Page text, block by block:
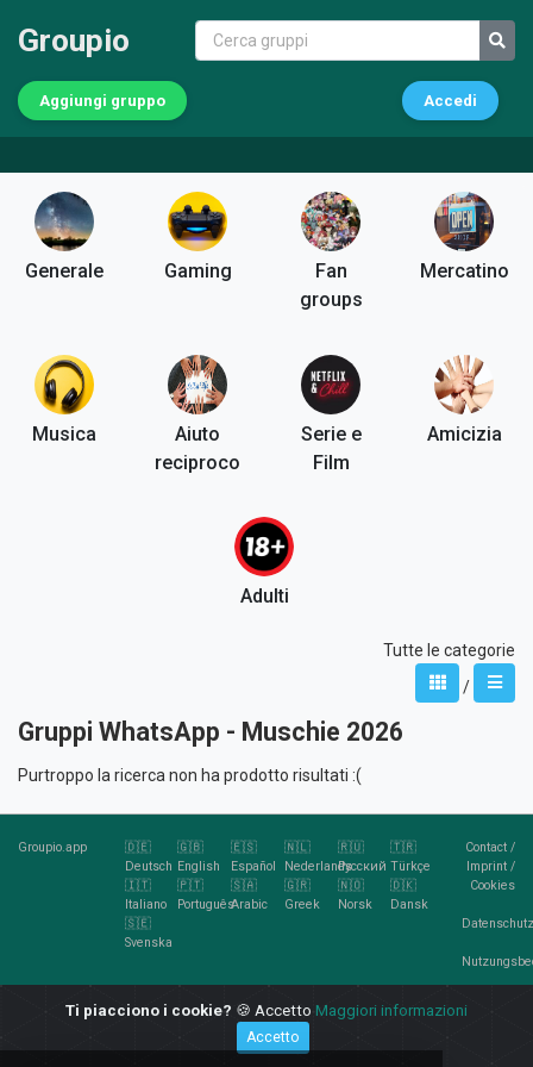
Groupio
Aggiungi gruppo Accedi
Generale Gaming
Fan
groups
Mercatino
Musica
Aiuto
reciproco
Serie e
Film
Amicizia
Adulti
Tutte le categorie
/
Gruppi WhatsApp - Muschie 2026
Purtroppo la ricerca non ha prodotto risultati :(
Groupio.app
🇩🇪
Deutsch
🇬🇧
English
🇪🇸
Español
🇳🇱
Nederlands
🇷🇺
Русский
🇹🇷
Türkçe
🇮🇹
Italiano
🇵🇹
Português
🇸🇦
Arabic
🇬🇷
Greek
🇳🇴
Norsk
🇩🇰
Dansk
🇸🇪
Svenska
Contact/
Imprint/
Cookies
Ti piacciono i cookie? 🍪 Accetto Maggiori informazioni
Accetto